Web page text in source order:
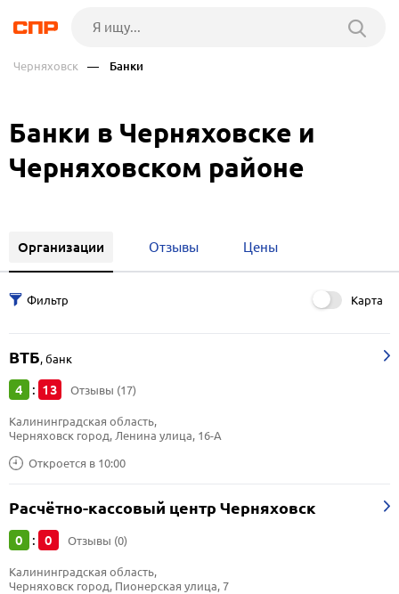
Черняховск — Банки
Банки в Черняховске и
Черняховском районе
Организации Отзывы Цены
Карта
ВТБ,банк
4 : 13 Отзывы (17)
Откроется в 10:00
Калининградская область,
Черняховск город, Ленина улица, 16-А
Расчётно-кассовый центр Черняховск
0 : 0 Отзывы (0)
Калининградская область,
Черняховск город, Пионерская улица, 7